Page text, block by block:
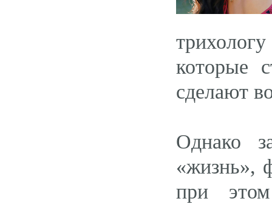
которые
сделают
Однако
«жизнь»,
при